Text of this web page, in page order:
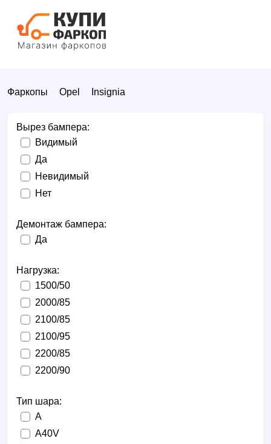
Фаркопы Opel Insignia
Вырез бампера:
Видимый
Да
Невидимый
Нет
Демонтаж бампера:
Да
Нагрузка:
1500/50
2000/85
2100/85
2100/95
2200/85
2200/90
Тип шара:
A
A40V